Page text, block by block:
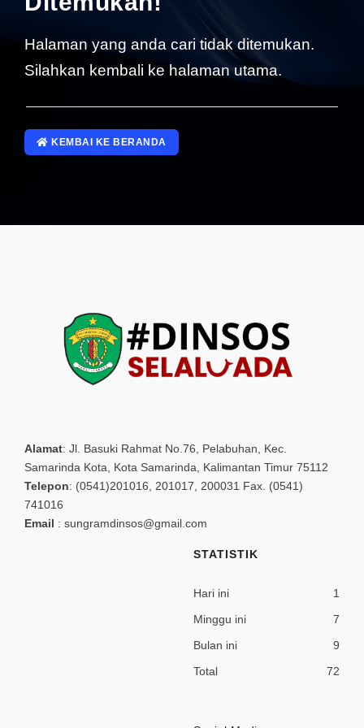
Halaman yang anda cari tidak ditemukan.
Silahkan kembali ke halaman utama.
KEMBAI KE BERANDA
Alamat: Jl. Basuki Rahmat No.76, Pelabuhan, Kec.
Samarinda Kota, Kota Samarinda, Kalimantan Timur 75112
Telepon: (0541)201016, 201017, 200031 Fax. (0541)
741016
Email : sungramdinsos@gmail.com
STATISTIK
Hari ini
1
Minggu ini
7
Bulan ini
9
Total
72